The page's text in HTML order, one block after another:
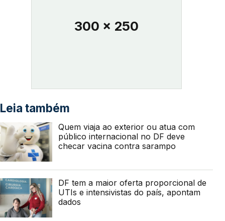
300 x 250
Leia também
Quem viaja ao exterior ou atua com
público internacional no DF deve
checar vacina contra sarampo
DF tem a maior oferta proporcional de
UTIs e intensivistas do país, apontam
dados